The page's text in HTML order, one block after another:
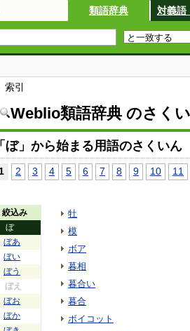
類語辞典 対義語
索引
Weblio類語辞典 のさく
「ぼ」から始まる用語のさくいん
1 2 3 4 5 6 7 8 9 10 11
絞込み
ぼ
ぼあ
ぼい
ぼう
ぼえ
ぼお
ぼか
牡
模
ボア
暮相
暮合い
暮合
ボイコット